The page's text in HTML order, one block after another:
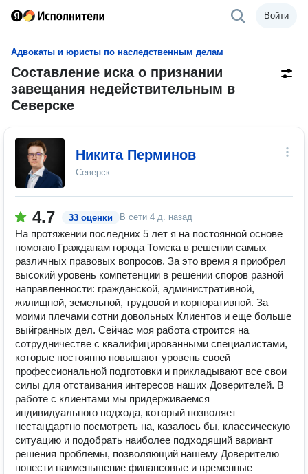
Войти
Адвокаты и юристы по наследственным делам
Составление иска о признании
завещания недействительным в
Северске
Никита Перминов
Северск
4.7 33 оценки В сети 4 д. назад
На протяжении последних 5 лет я на постоянной основе
помогаю Гражданам города Томска в решении самых
различных правовых вопросов. За это время я приобрел
высокий уровень компетенции в решении споров разной
направленности: гражданской, административной,
жилищной, земельной, трудовой и корпоративной. За
моими плечами сотни довольных Клиентов и еще больше
выйгранных дел. Сейчас моя работа строится на
сотрудничестве с квалифицированными специалистами,
которые постоянно повышают уровень своей
профессиональной подготовки и прикладывают все свои
силы для отстаивания интересов наших Доверителей. В
работе с клиентами мы придерживаемся
индивидуального подхода, который позволяет
нестандартно посмотреть на, казалось бы, классическую
ситуацию и подобрать наиболее подходящий вариант
решения проблемы, позволяющий нашему Доверителю
понести наименьшение финансовые и временные